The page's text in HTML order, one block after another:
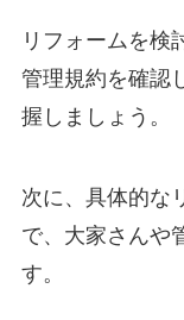
リフォームを検
管理規約を確認
握しましょう。
次に、具体的な
で、大家さんや
す。